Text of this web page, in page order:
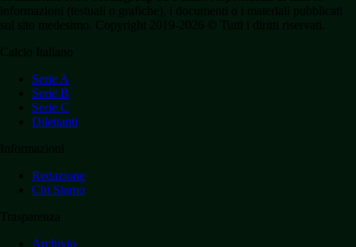
Serie A
Serie B
Serie C
Dilettanti
Redazione
Chi Siamo
Archivio